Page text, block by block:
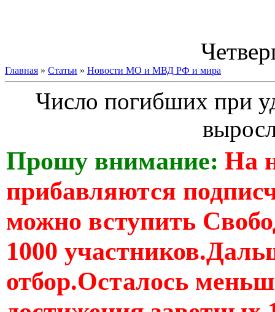
Главная » Статьи » Новости МО и МВД РФ и мира
Число погибших при
Прошу внимание: На
прибавляются
можно вступить
1000
отбор.Осталось